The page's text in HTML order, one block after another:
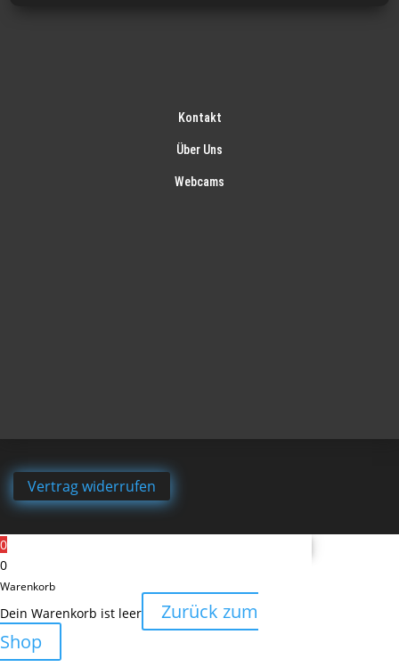
Kontakt
Über Uns
Webcams
Vertrag widerrufen
0
0
Warenkorb
Dein Warenkorb ist leer
Zurück zum
Shop